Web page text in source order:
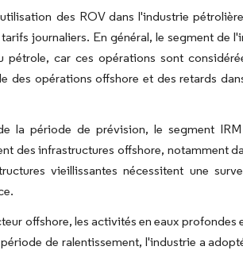
des ROV dans l'industrie
journaliers. En général, le segment de
pétrole, car ces opérations sont
des opérations offshore et des retards
la période de prévision, le segment
des infrastructures offshore, notamment
vieillissantes nécessitent une
offshore, les activités en eaux
de ralentissement, l'industrie a